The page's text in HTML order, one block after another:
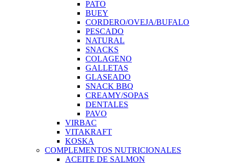
PATO
BUEY
CORDERO/OVEJA/BUFALO
PESCADO
NATURAL
SNACKS
COLAGENO
GALLETAS
GLASEADO
SNACK BBQ
CREAMY/SOPAS
DENTALES
PAVO
VIRBAC
VITAKRAFT
KOSKA
COMPLEMENTOS NUTRICIONALES
ACEITE DE SALMON